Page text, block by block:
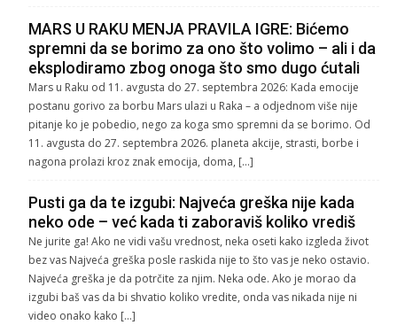
MARS U RAKU MENJA PRAVILA IGRE: Bićemo
spremni da se borimo za ono što volimo – ali i da
eksplodiramo zbog onoga što smo dugo ćutali
Mars u Raku od 11. avgusta do 27. septembra 2026: Kada emocije
postanu gorivo za borbu Mars ulazi u Raka – a odjednom više nije
pitanje ko je pobedio, nego za koga smo spremni da se borimo. Od
11. avgusta do 27. septembra 2026. planeta akcije, strasti, borbe i
nagona prolazi kroz znak emocija, doma, […]
Pusti ga da te izgubi: Najveća greška nije kada
neko ode – već kada ti zaboraviš koliko vrediš
Ne jurite ga! Ako ne vidi vašu vrednost, neka oseti kako izgleda život
bez vas Najveća greška posle raskida nije to što vas je neko ostavio.
Najveća greška je da potrčite za njim. Neka ode. Ako je morao da
izgubi baš vas da bi shvatio koliko vredite, onda vas nikada nije ni
video onako kako […]